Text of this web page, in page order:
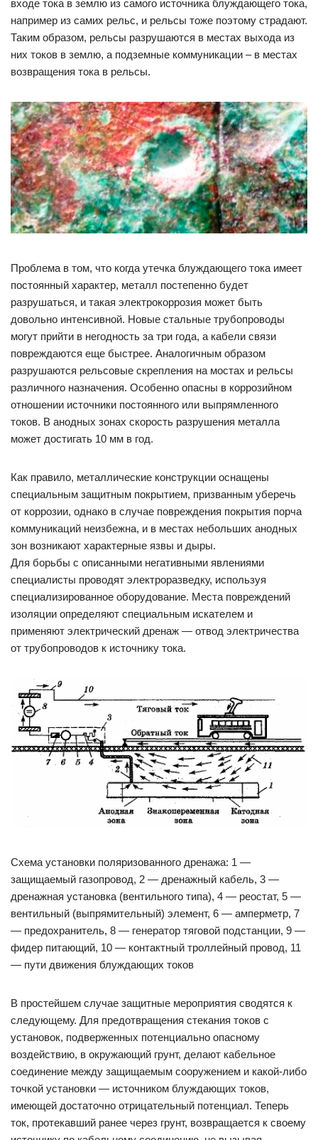
входе тока в землю из самого источника блуждающего тока,
например из самих рельс, и рельсы тоже поэтому страдают.
Таким образом, рельсы разрушаются в местах выхода из
них токов в землю, а подземные коммуникации – в местах
возвращения тока в рельсы.
Проблема в том, что когда утечка блуждающего тока имеет
постоянный характер, металл постепенно будет
разрушаться, и такая электрокоррозия может быть
довольно интенсивной. Новые стальные трубопроводы
могут прийти в негодность за три года, а кабели связи
повреждаются еще быстрее. Аналогичным образом
разрушаются рельсовые скрепления на мостах и рельсы
различного назначения. Особенно опасны в коррозийном
отношении источники постоянного или выпрямленного
токов. В анодных зонах скорость разрушения металла
может достигать 10 мм в год.
Как правило, металлические конструкции оснащены
специальным защитным покрытием, призванным уберечь
от коррозии, однако в случае повреждения покрытия порча
коммуникаций неизбежна, и в местах небольших анодных
зон возникают характерные язвы и дыры.
Для борьбы с описанными негативными явлениями
специалисты проводят электроразведку, используя
специализированное оборудование. Места повреждений
изоляции определяют специальным искателем и
применяют электрический дренаж — отвод электричества
от трубопроводов к источнику тока.
Схема установки поляризованного дренажа: 1 —
защищаемый газопровод, 2 — дренажный кабель, 3 —
дренажная установка (вентильного типа), 4 — реостат, 5 —
вентильный (выпрямительный) элемент, 6 — амперметр, 7
— предохранитель, 8 — генератор тяговой подстанции, 9 —
фидер питающий, 10 — контактный троллейный провод, 11
— пути движения блуждающих токов
В простейшем случае защитные мероприятия сводятся к
следующему. Для предотвращения стекания токов с
установок, подверженных потенциально опасному
воздействию, в окружающий грунт, делают кабельное
соединение между защищаемым сооружением и какой-либо
точкой установки — источником блуждающих токов,
имеющей достаточно отрицательный потенциал. Теперь
ток, протекавший ранее через грунт, возвращается к своему